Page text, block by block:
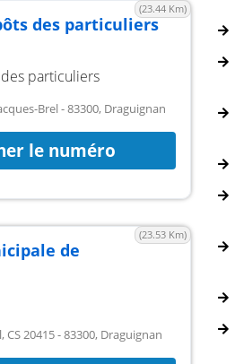
(23.44 Km)
des particuliers
particuliers
Brel - 83300, Draguignan
le numéro
(23.53 Km)
de
CS 20415 - 83300, Draguignan